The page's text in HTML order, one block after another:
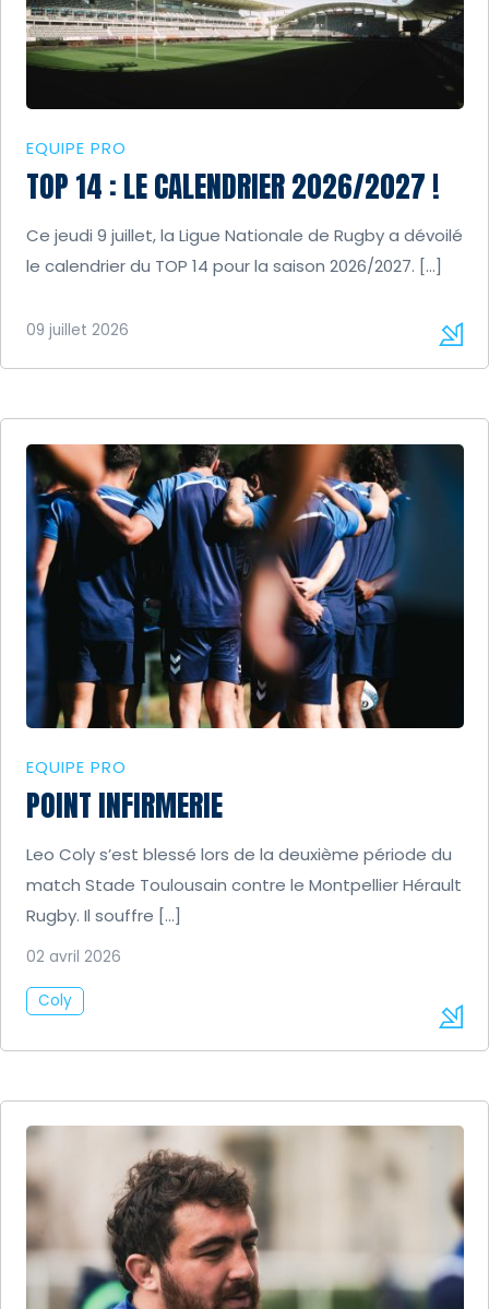
EQUIPE PRO
TOP 14 : LE CALENDRIER 2026/2027 !
Ce jeudi 9 juillet, la Ligue Nationale de Rugby a dévoilé
le calendrier du TOP 14 pour la saison 2026/2027. […]
09 juillet 2026
EQUIPE PRO
POINT INFIRMERIE
Leo Coly s’est blessé lors de la deuxième période du
match Stade Toulousain contre le Montpellier Hérault
Rugby. Il souffre […]
02 avril 2026
Coly